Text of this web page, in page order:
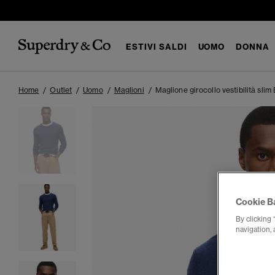
ESTIVI SALDI UOMO DONNA
Home Outlet Uomo Maglioni Maglione girocollo vestibilità slim
Cookie
By clicking
navigation,